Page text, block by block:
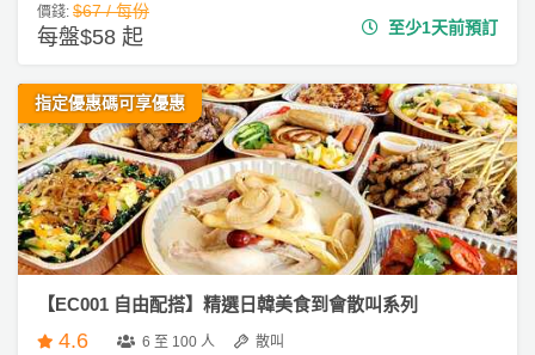
價錢: $67 / 每份
每盤$58 起 至少1天前預訂
指定優惠碼可享優惠
【EC001 自由配搭】精選日韓美食到會散叫系列
4.6 6 至 100 人 散叫